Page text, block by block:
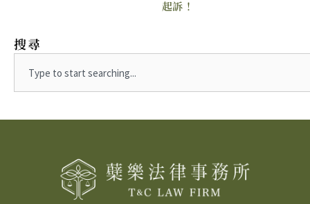
起訴！
搜尋